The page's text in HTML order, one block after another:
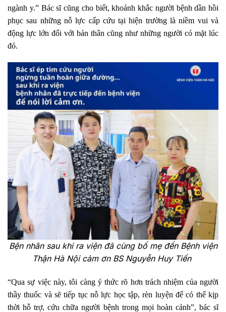
ngành y.” Bác sĩ cũng cho biết, khoảnh khắc người bệnh dần hồi
phục sau những nỗ lực cấp cứu tại hiện trường là niềm vui và
động lực lớn đối với bản thân cũng như những người có mặt lúc
đó.
Bện nhân sau khi ra viện đã cùng bố mẹ đến Bệnh viện
Thận Hà Nội cảm ơn BS Nguyễn Huy Tiến
“Qua sự việc này, tôi càng ý thức rõ hơn trách nhiệm của người
thầy thuốc và sẽ tiếp tục nỗ lực học tập, rèn luyện để có thể kịp
thời hỗ trợ, cứu chữa người bệnh trong mọi hoàn cảnh”, bác sĩ